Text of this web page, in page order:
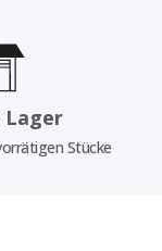
Lager
Stücke